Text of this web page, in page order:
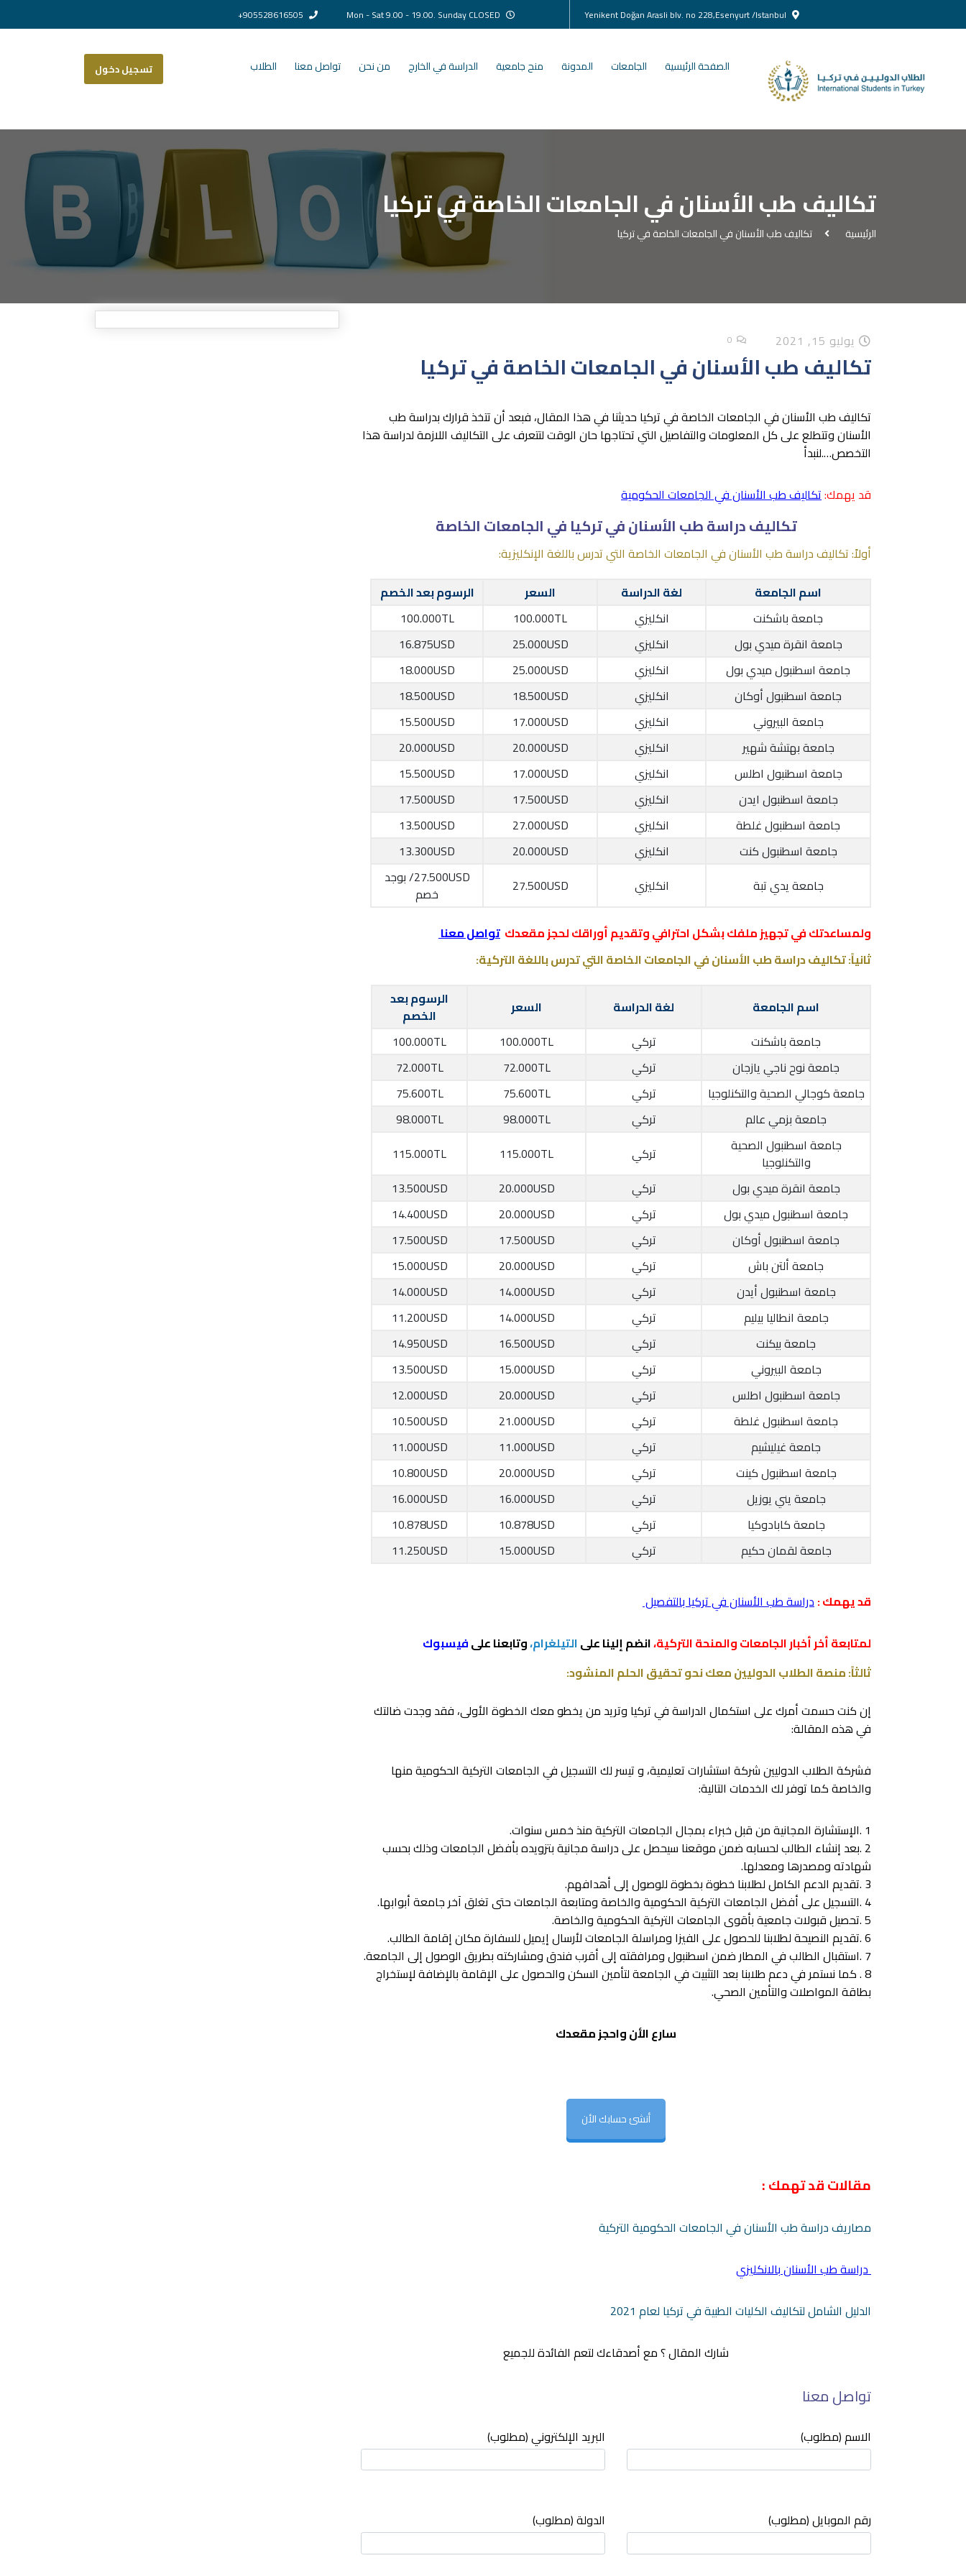
الصفحة الرئيسية الجامعات المدونة منح جامعية الدراسة في الخارج من نحن تواصل معنا الطلاب تسجيل دخول
تكاليف طب الأسنان في الجامعات الخاصة في تركيا
الرئيسية تكاليف طب الأسنان في الجامعات الخاصة في تركيا
يوليو 15, 2021 0
تكاليف طب الأسنان في الجامعات الخاصة في تركيا
تكاليف طب الأسنان في الجامعات الخاصة في تركيا حديثنا في هذا المقال، فبعد أن تتخذ قرارك بدراسة طب
الأسنان وتتطلع على كل المعلومات والتفاصيل التي تحتاجها حان الوقت لتتعرف على التكاليف اللازمة لدراسة هذا
التخصص….لنبدأ
قد يهمك:تكاليف طب الأسنان في الجامعات الحكومية
تكاليف دراسة طب الأسنان في تركيا في الجامعات الخاصة
أولاً: تكاليف دراسة طب الأسنان في الجامعات الخاصة التي تدرس باللغة الإنكليزية:
اسم الجامعة
لغة الدراسة السعر
الرسوم بعد الخصم
جامعة باشكنت
انكليزي 100.000TL
100.000TL
جامعة انقرة ميدي بول
انكليزي 25.000USD
16.875USD
جامعة اسطنبول ميدي بول
انكليزي 25.000USD
18.000USD
جامعة اسطنبول أوكان
انكليزي 18.500USD
18.500USD
جامعة البيروني
انكليزي 17.000USD
15.500USD
جامعة بهتشة شهير
انكليزي 20.000USD
20.000USD
جامعة اسطنبول اطلس
انكليزي 17.000USD
15.500USD
جامعة اسطنبول ايدن
انكليزي 17.500USD
17.500USD
جامعة اسطنبول غلطة
انكليزي 27.000USD
13.500USD
جامعة اسطنبول كنت
انكليزي 20.000USD
13.300USD
جامعة يدي تبة
انكليزي 27.500USD
27.500USD/ بوجد
خصم
ولمساعدتك في تجهيز ملفك بشكل احترافي وتقديم أوراقك لحجز مقعدك تواصل معنا
ثانياً: تكاليف دراسة طب الأسنان في الجامعات الخاصة التي تدرس باللغة التركية:
اسم الجامعة لغة الدراسة السعر
الرسوم بعد
الخصم
جامعة باشكنت
تركي 100.000TL
100.000TL
جامعة نوح ناجي يازجان
تركي 72.000TL
72.000TL
جامعة كوجالي الصحية والتكنلوجيا
تركي 75.600TL
75.600TL
جامعة بزمي عالم
تركي 98.000TL
98.000TL
جامعة اسطنبول الصحية
والتكنلوجيا
تركي 115.000TL
115.000TL
جامعة انقرة ميدي بول
تركي 20.000USD
13.500USD
جامعة اسطنبول ميدي بول
تركي 20.000USD
14.400USD
جامعة اسطنبول أوكان
تركي 17.500USD
17.500USD
جامعة ألتن باش
تركي 20.000USD
15.000USD
جامعة اسطنبول أيدن
تركي 14.000USD
14.000USD
جامعة انطاليا بيليم
تركي 14.000USD
11.200USD
جامعة بيكنت
تركي 16.500USD
14.950USD
جامعة البيروني
تركي 15.000USD
13.500USD
جامعة اسطنبول اطلس
تركي 20.000USD
12.000USD
جامعة اسطنبول غلطة
تركي 21.000USD
10.500USD
جامعة غيليشيم
تركي 11.000USD
11.000USD
جامعة اسطنبول كينت
تركي 20.000USD
10.800USD
جامعة يني يوزيل
تركي 16.000USD
16.000USD
جامعة كابادوكيا
تركي 10.878USD
10.878USD
جامعة لقمان حكيم
تركي 15.000USD
11.250USD
قد يهمك :دراسة طب الأسنان في تركيا بالتفصيل
لمتابعة أخر أخبار الجامعات والمنحة التركية،انضم إلينا علىالتيلغرام،وتابعنا علىفيسبوك
ثالثاً: منصة الطلاب الدوليين معك نحو تحقيق الحلم المنشود:
إن كنت حسمت أمرك على استكمال الدراسة في تركيا وتريد من يخطو معك الخطوة الأولى، فقد وجدت ضالتك
في هذه المقالة:
فشركة الطلاب الدوليين شركة استشارات تعليمية، و تيسر لك التسجيل في الجامعات التركية الحكومية منها
والخاصة كما توفر لك الخدمات التالية:
1 .الإستشارة المجانية من قبل خبراء بمجال الجامعات التركية منذ خمس سنوات.
2 .بعد إنشاء الطالب لحسابه ضمن موقعنا سيحصل على دراسة مجانية بتزويده بأفضل الجامعات وذلك بحسب
شهادته ومصدرها ومعدلها.
3 .تقديم الدعم الكامل لطلابنا خطوة بخطوة للوصول إلى أهدافهم.
4 .التسجيل على أفضل الجامعات التركية الحكومية والخاصة ومتابعة الجامعات حتى تغلق آخر جامعة أبوابها.
5 .تحصيل قبولات جامعية بأقوى الجامعات التركية الحكومية والخاصة.
6 .تقديم النصيحة لطلابنا للحصول على الفيزا ومراسلة الجامعات لأرسال إيميل للسفارة مكان إقامة الطالب.
7 .استقبال الطالب في المطار ضمن اسطنبول ومرافقته إلى أقرب فندق ومشاركته بطريق الوصول إلى الجامعة.
8 . كما نستمر في دعم طلابنا بعد التثبيت في الجامعة لتأمين السكن والحصول على الإقامة بالإضافة لإستخراج
بطاقة المواصلات والتأمين الصحي.
سارع الأن واحجز مقعدك
أنشئ حسابك الأن
مقالات قد تهمك :
مصاريف دراسة طب الأسنان في الجامعات الحكومية التركية
دراسة طب الأسنانبالانكليزي
الدليل الشامل لتكاليف الكليات الطبية في تركيا لعام 2021
شارك المقال ؟ مع أصدقاءك لتعم الفائدة للجميع
تواصل معنا
البريد الإلكتروني (مطلوب) الاسم (مطلوب)
الدولة (مطلوب) رقم الموبايل (مطلوب)